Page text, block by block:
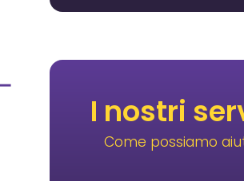
I nostri
Come possiamo